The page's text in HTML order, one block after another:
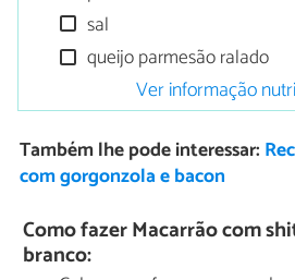
sal
queijo parmesão ralado
Ver informação
Também lhe pode interessar:
com gorgonzola e bacon
Como fazer Macarrão com
branco: